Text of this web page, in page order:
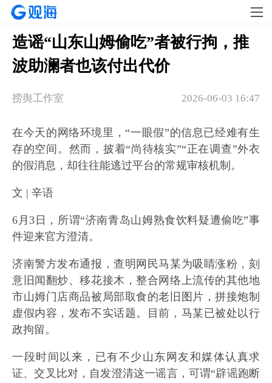
造谣“山东山姆偷吃”者被行拘，推
波助澜者也该付出代价
2026-06-03 16:47
捞舆工作室
在今天的网络环境里，“一眼假”的信息已经难有生
存的空间。然而，披着“尚待核实”“正在调查”外衣
的假消息，却往往能逃过平台的常规审核机制。
文 | 辛语
6月3日，所谓“济南青岛山姆熟食饮料疑遭偷吃”事
件迎来官方澄清。
济南警方发布通报，查明网民马某为吸睛涨粉，刻
意旧闻翻炒、移花接木，整合网络上流传的其他地
市山姆门店商品被局部取食的老旧图片，拼接炮制
虚假内容，发布不实话题。目前，马某已被处以行
政拘留。
一段时间以来，已有不少山东网友和媒体认真求
证、交叉比对，自发澄清这一谣言，可谓“辟谣跑断